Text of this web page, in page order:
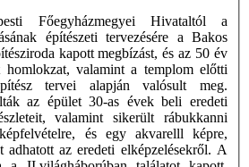
Főegyházmegyei Hivataltól a
építészeti tervezésére a Bakos
kapott megbízást, és az 50 év
homlokzat, valamint a templom előtti
tervei alapján valósult meg.
az épület 30-as évek beli eredeti
valamint sikerült rábukkanni
és egy akvarelll képre,
adhatott az eredeti elképzelésekről. A